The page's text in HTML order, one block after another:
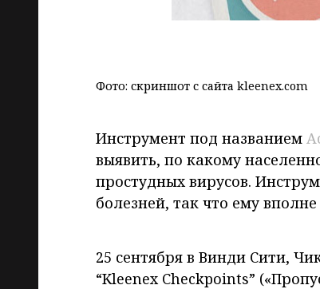
Фото: скриншот с сайта kleenex.com
Инструмент под названием
выявить, по какому
простудных вирусов.
болезней, так что ему
25 сентября в Винди Сити,
“Kleenex Checkpoints”